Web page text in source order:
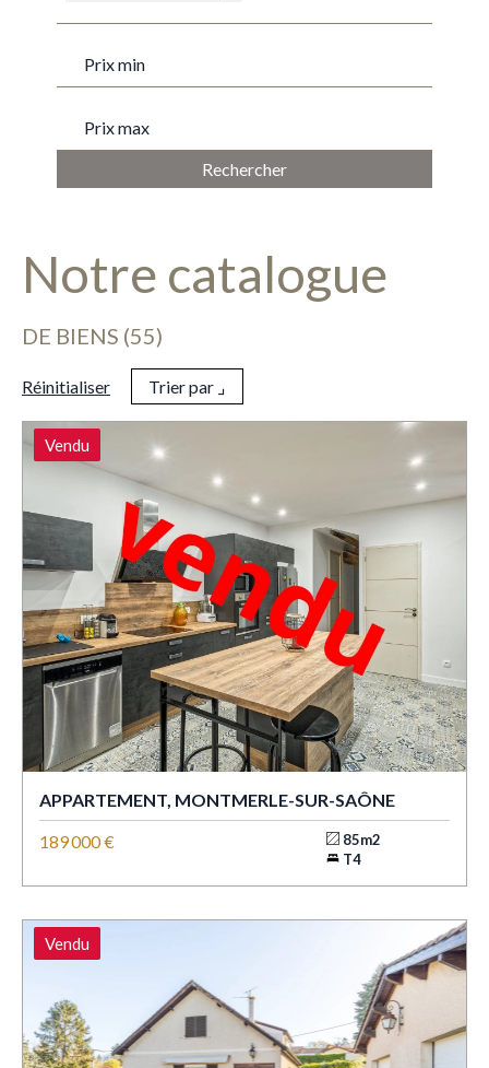
Notre catalogue
DE BIENS (55)
Réinitialiser Trier par ⌟
Vendu
APPARTEMENT, MONTMERLE-SUR-SAÔNE
189 000 €
85m2
T4
Vendu